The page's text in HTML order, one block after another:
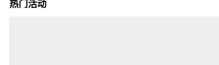
热门活动